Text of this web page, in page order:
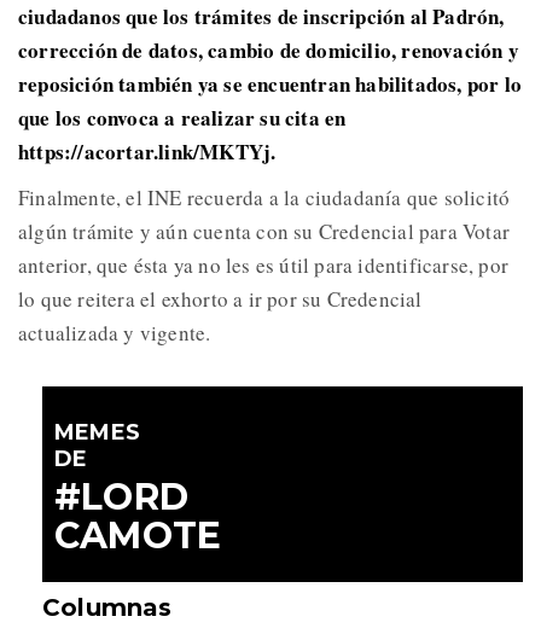
ciudadanos que los trámites de inscripción al Padrón,
corrección de datos, cambio de domicilio, renovación y
reposición también ya se encuentran habilitados, por lo
que los convoca a realizar su cita en
https://acortar.link/MKTYj.
Finalmente, el INE recuerda a la ciudadanía que solicitó
algún trámite y aún cuenta con su Credencial para Votar
anterior, que ésta ya no les es útil para identificarse, por
lo que reitera el exhorto a ir por su Credencial
actualizada y vigente.
MEMES
DE
#LORD
CAMOTE
Columnas